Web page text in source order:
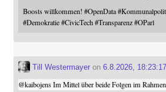
Boosts willkommen! #OpenData #
#Demokratie #CivicTech #Transparenz #OParl
Till Westermayeron 6.8.2026, 18:23:17
@kaibojensIm Mittel über beide Folgen im